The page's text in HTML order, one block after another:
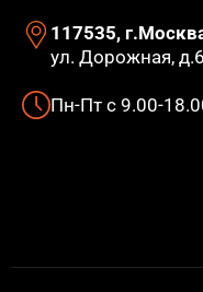
117535,
ул. Дорожная,
Пн-Пт с 9.00-